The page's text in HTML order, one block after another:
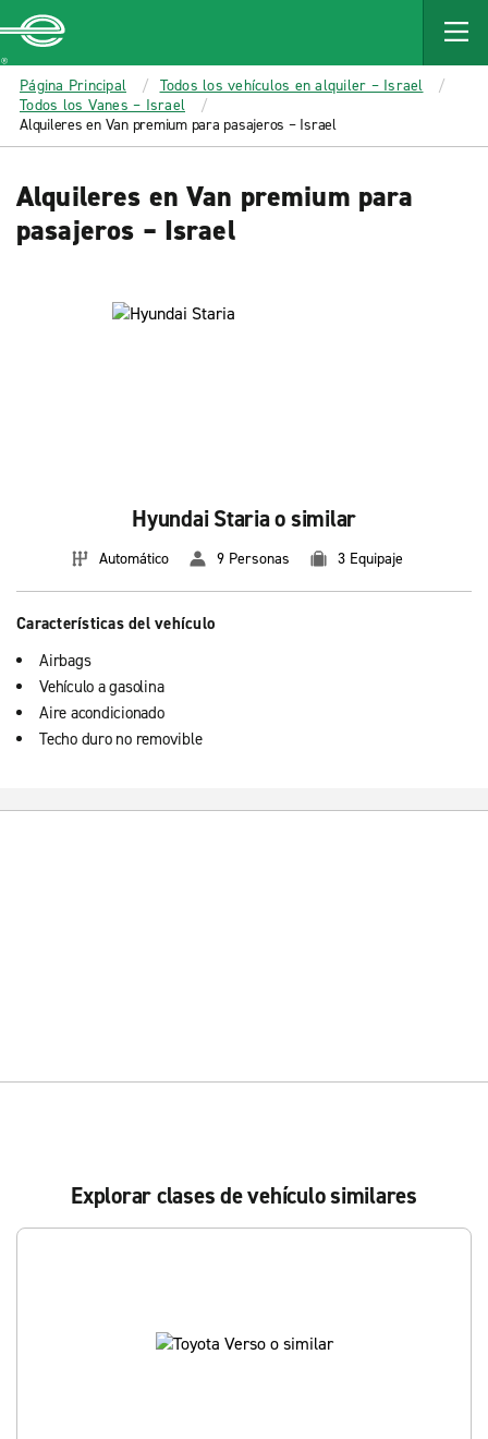
MAIN
CONTENT
Enterprise
Página Principal
Todos los vehículos en alquiler – Israel
Todos los Vanes – Israel
Alquileres en Van premium para pasajeros – Israel
Alquileres en Van premium para
pasajeros – Israel
Hyundai Staria o similar
Automático 9 Personas 3 Equipaje
Características del vehículo
Airbags
Vehículo a gasolina
Aire acondicionado
Techo duro no removible
Explorar clases de vehículo similares